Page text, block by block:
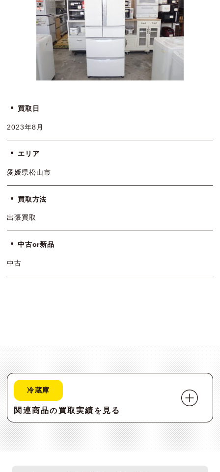
買取日
2023年8月
エリア
愛媛県松山市
買取方法
出張買取
中古or新品
中古
冷蔵庫
関連商品の 買取実績 を 見る